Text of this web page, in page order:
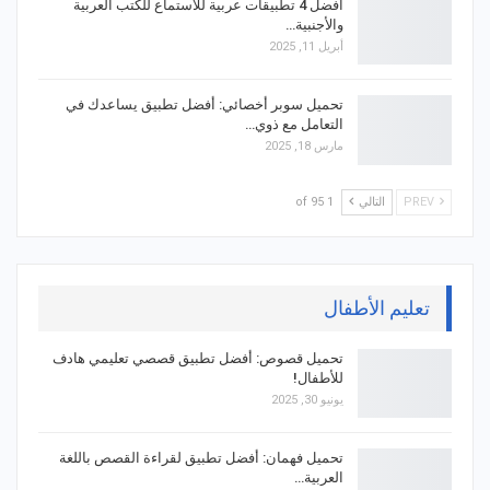
أفضل 4 تطبيقات عربية للاستماع للكتب العربية
والأجنبية…
أبريل 11, 2025
تحميل سوبر أخصائي: أفضل تطبيق يساعدك في
التعامل مع ذوي…
مارس 18, 2025
التالي 1 of 95
تعليم الأطفال
تحميل قصوص: أفضل تطبيق قصصي تعليمي هادف
للأطفال!
يونيو 30, 2025
تحميل فهمان: أفضل تطبيق لقراءة القصص باللغة
العربية…